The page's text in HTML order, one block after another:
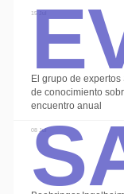
15 Jul
El grupo de
de conocimiento
encuentro anual
08 Jul